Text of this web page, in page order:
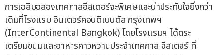
การเฉลิมฉลองเทศกาลอีสเตอร์จะพิเศษและน่าประทับใจยิ่งกว่า
เดิมที่โรงแรม อินเตอร์คอนติเนนตัล กรุงเทพฯ
(InterContinental Bangkok) โดยโรงแรมฯ ได้ตระ
เตรียมขนมและอาหารคาวหวานประจำเทศกาล อีสเตอร์ ที่